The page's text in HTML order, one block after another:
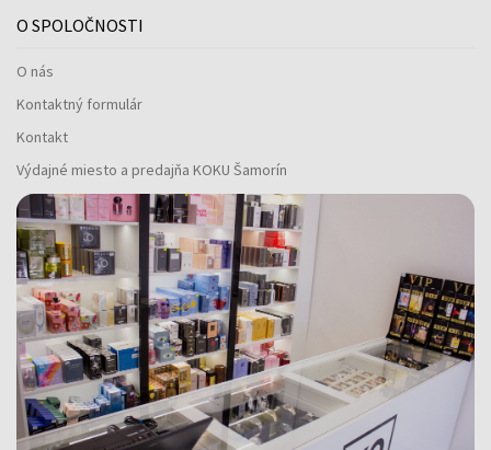
O SPOLOČNOSTI
O nás
Kontaktný formulár
Kontakt
Výdajné miesto a predajňa KOKU Šamorín